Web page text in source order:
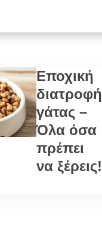
Εποχική
διατροφή
γάτας –
Όλα όσα
πρέπει
να ξέρεις!